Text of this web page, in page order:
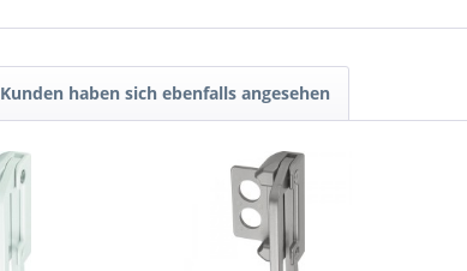
Kunden haben sich ebenfalls angesehen